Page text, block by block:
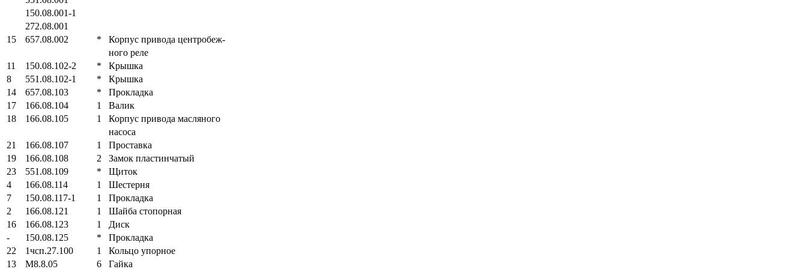
150.08.001-1
272.08.001
15
657.08.002 *
Корпус привода центробеж-
ного реле
11
150.08.102-2 *
Крышка
8
551.08.102-1 *
Крышка
14
657.08.103 *
Прокладка
17
166.08.104 1
Валик
18
166.08.105 1
Корпус привода масляного
насоса
21
166.08.107 1
Проставка
19
166.08.108 2
Замок пластинчатый
23
551.08.109 *
Щиток
4
166.08.114 1
Шестерня
7
150.08.117-1 1
Прокладка
2
166.08.121 1
Шайба стопорная
16
166.08.123 1
Диск
-
150.08.125 *
Прокладка
22
1чсп.27.100 1
Кольцо упорное
13
М8.8.05 6
Гайка